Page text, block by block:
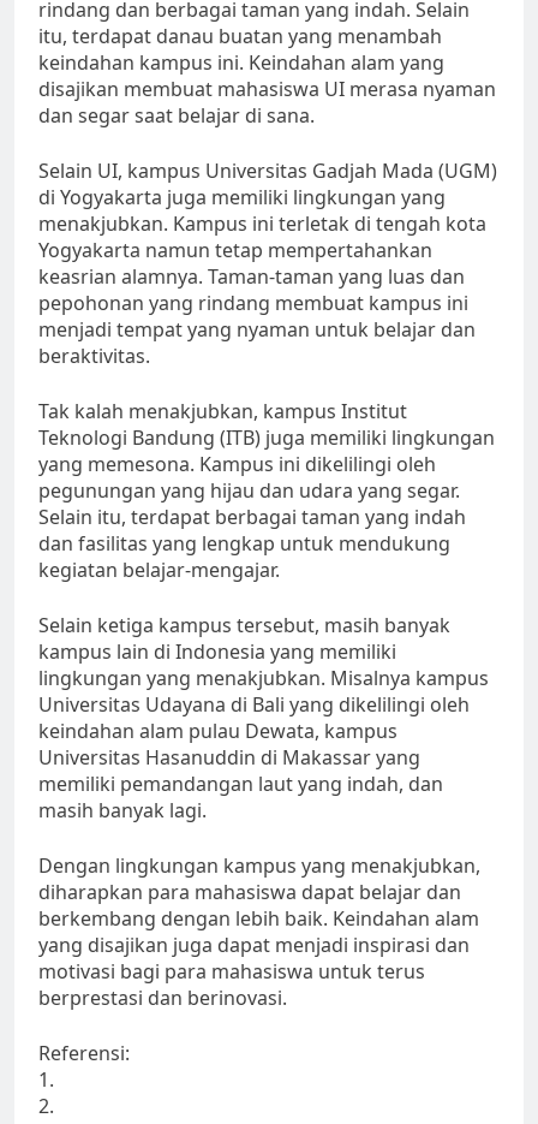
rindang dan berbagai taman yang indah. Selain
itu, terdapat danau buatan yang menambah
keindahan kampus ini. Keindahan alam yang
disajikan membuat mahasiswa UI merasa nyaman
dan segar saat belajar di sana.
Selain UI, kampus Universitas Gadjah Mada (UGM)
di Yogyakarta juga memiliki lingkungan yang
menakjubkan. Kampus ini terletak di tengah kota
Yogyakarta namun tetap mempertahankan
keasrian alamnya. Taman-taman yang luas dan
pepohonan yang rindang membuat kampus ini
menjadi tempat yang nyaman untuk belajar dan
beraktivitas.
Tak kalah menakjubkan, kampus Institut
Teknologi Bandung (ITB) juga memiliki lingkungan
yang memesona. Kampus ini dikelilingi oleh
pegunungan yang hijau dan udara yang segar.
Selain itu, terdapat berbagai taman yang indah
dan fasilitas yang lengkap untuk mendukung
kegiatan belajar-mengajar.
Selain ketiga kampus tersebut, masih banyak
kampus lain di Indonesia yang memiliki
lingkungan yang menakjubkan. Misalnya kampus
Universitas Udayana di Bali yang dikelilingi oleh
keindahan alam pulau Dewata, kampus
Universitas Hasanuddin di Makassar yang
memiliki pemandangan laut yang indah, dan
masih banyak lagi.
Dengan lingkungan kampus yang menakjubkan,
diharapkan para mahasiswa dapat belajar dan
berkembang dengan lebih baik. Keindahan alam
yang disajikan juga dapat menjadi inspirasi dan
motivasi bagi para mahasiswa untuk terus
berprestasi dan berinovasi.
Referensi:
1.
2.